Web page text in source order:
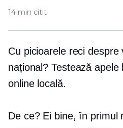
14 min citit
Cu picioarele reci despre
național? Testează
online locală.
De ce? Ei bine, în primul